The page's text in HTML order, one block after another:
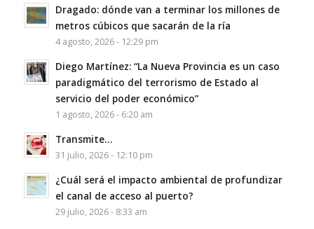
Dragado: dónde van a terminar los millones de
metros cúbicos que sacarán de la ría
4 agosto, 2026 - 12:29 pm
Diego Martínez: “La Nueva Provincia es un caso
paradigmático del terrorismo de Estado al
servicio del poder económico”
1 agosto, 2026 - 6:20 am
Transmite…
31 julio, 2026 - 12:10 pm
¿Cuál será el impacto ambiental de profundizar
el canal de acceso al puerto?
29 julio, 2026 - 8:33 am